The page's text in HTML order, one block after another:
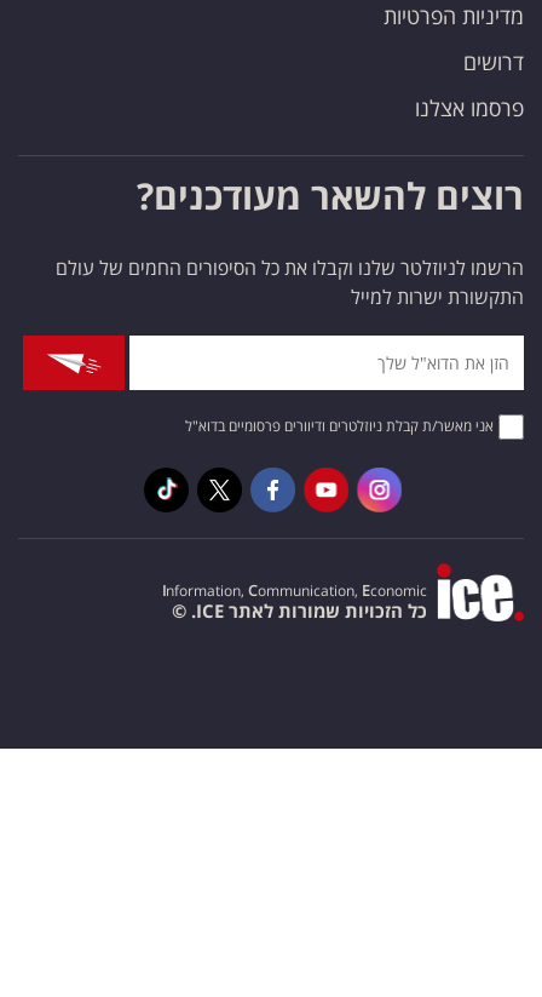
מדיניות הפרטיות
דרושים
פרסמו אצלנו
רוצים להשאר מעודכנים?
הרשמו לניוזלטר שלנו וקבלו את כל הסיפורים החמים של עולם
התקשורת ישרות למייל
אני מאשר/ת קבלת ניוזלטרים ודיוורים פרסומיים בדוא"ל
Information, Communication, Economic
כל הזכויות שמורות לאתר ICE. ©